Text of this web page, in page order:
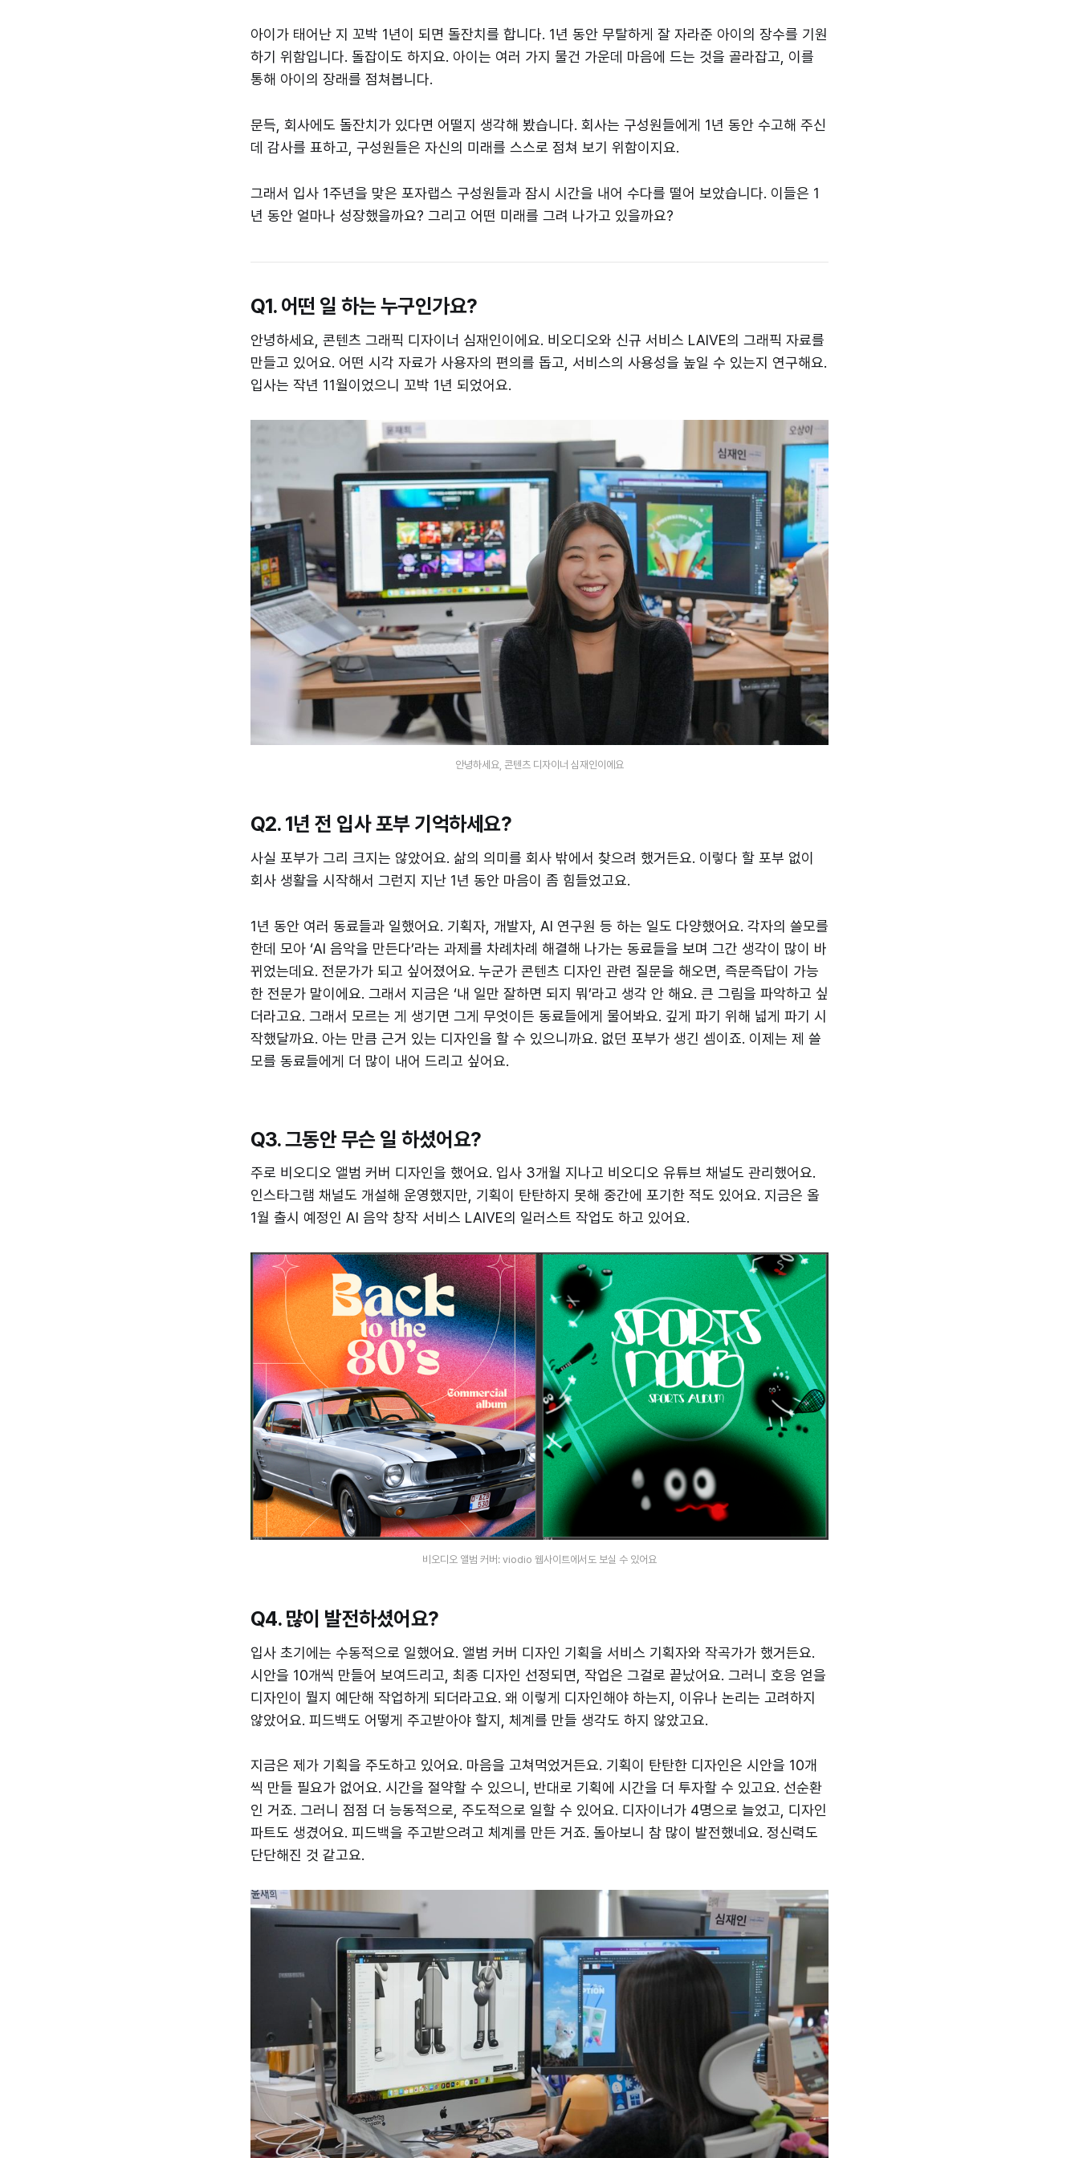
아이가 태어난 지 꼬박 1년이 되면 돌잔치를 합니다. 1년 동안 무탈하게 잘 자라준 아이의 장수를 기원
하기 위함입니다. 돌잡이도 하지요. 아이는 여러 가지 물건 가운데 마음에 드는 것을 골라잡고, 이를
통해 아이의 장래를 점쳐봅니다.
문득, 회사에도 돌잔치가 있다면 어떨지 생각해 봤습니다. 회사는 구성원들에게 1년 동안 수고해 주신
데 감사를 표하고, 구성원들은 자신의 미래를 스스로 점쳐 보기 위함이지요.
그래서 입사 1주년을 맞은 포자랩스 구성원들과 잠시 시간을 내어 수다를 떨어 보았습니다. 이들은 1
년 동안 얼마나 성장했을까요? 그리고 어떤 미래를 그려 나가고 있을까요?
Q1. 어떤 일 하는 누구인가요?
안녕하세요, 콘텐츠 그래픽 디자이너 심재인이에요. 비오디오와 신규 서비스 LAIVE의 그래픽 자료를
만들고 있어요. 어떤 시각 자료가 사용자의 편의를 돕고, 서비스의 사용성을 높일 수 있는지 연구해요.
입사는 작년 11월이었으니 꼬박 1년 되었어요.
안녕하세요, 콘텐츠 디자이너 심재인이에요
Q2. 1년 전 입사 포부 기억하세요?
사실 포부가 그리 크지는 않았어요. 삶의 의미를 회사 밖에서 찾으려 했거든요. 이렇다 할 포부 없이
회사 생활을 시작해서 그런지 지난 1년 동안 마음이 좀 힘들었고요.
1년 동안 여러 동료들과 일했어요. 기획자, 개발자, AI 연구원 등 하는 일도 다양했어요. 각자의 쓸모를
한데 모아 ‘AI 음악을 만든다’라는 과제를 차례차례 해결해 나가는 동료들을 보며 그간 생각이 많이 바
뀌었는데요. 전문가가 되고 싶어졌어요. 누군가 콘텐츠 디자인 관련 질문을 해오면, 즉문즉답이 가능
한 전문가 말이에요. 그래서 지금은 ‘내 일만 잘하면 되지 뭐’라고 생각 안 해요. 큰 그림을 파악하고 싶
더라고요. 그래서 모르는 게 생기면 그게 무엇이든 동료들에게 물어봐요. 깊게 파기 위해 넓게 파기 시
작했달까요. 아는 만큼 근거 있는 디자인을 할 수 있으니까요. 없던 포부가 생긴 셈이죠. 이제는 제 쓸
모를 동료들에게 더 많이 내어 드리고 싶어요.
Q3. 그동안 무슨 일 하셨어요?
주로 비오디오 앨범 커버 디자인을 했어요. 입사 3개월 지나고 비오디오 유튜브 채널도 관리했어요.
인스타그램 채널도 개설해 운영했지만, 기획이 탄탄하지 못해 중간에 포기한 적도 있어요. 지금은 올
1월 출시 예정인 AI 음악 창작 서비스 LAIVE의 일러스트 작업도 하고 있어요.
비오디오 앨범 커버: viodio 웹사이트에서도 보실 수 있어요
Q4. 많이 발전하셨어요?
입사 초기에는 수동적으로 일했어요. 앨범 커버 디자인 기획을 서비스 기획자와 작곡가가 했거든요.
시안을 10개씩 만들어 보여드리고, 최종 디자인 선정되면, 작업은 그걸로 끝났어요. 그러니 호응 얻을
디자인이 뭘지 예단해 작업하게 되더라고요. 왜 이렇게 디자인해야 하는지, 이유나 논리는 고려하지
않았어요. 피드백도 어떻게 주고받아야 할지, 체계를 만들 생각도 하지 않았고요.
지금은 제가 기획을 주도하고 있어요. 마음을 고쳐먹었거든요. 기획이 탄탄한 디자인은 시안을 10개
씩 만들 필요가 없어요. 시간을 절약할 수 있으니, 반대로 기획에 시간을 더 투자할 수 있고요. 선순환
인 거죠. 그러니 점점 더 능동적으로, 주도적으로 일할 수 있어요. 디자이너가 4명으로 늘었고, 디자인
파트도 생겼어요. 피드백을 주고받으려고 체계를 만든 거죠. 돌아보니 참 많이 발전했네요. 정신력도
단단해진 것 같고요.